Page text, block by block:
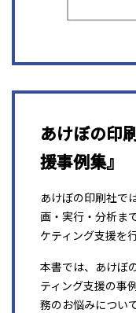
あけぼの印
援事例集』
あけぼの印刷社で
画・実行・分析ま
ケティング支援を
本書では、あけぼ
ティング支援の事
務のお悩みについ